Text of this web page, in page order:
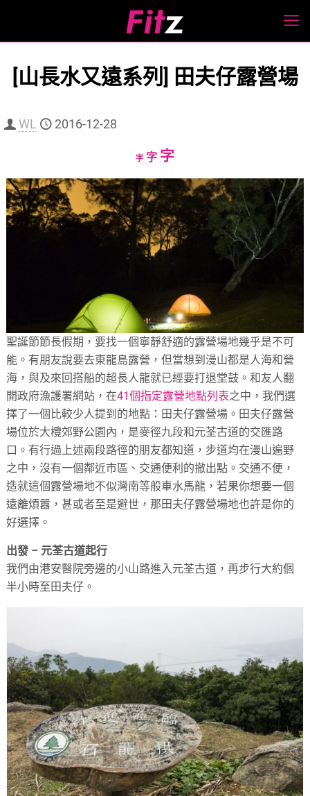
[山長水又遠系列] 田夫仔露營場
WL 2016-12-28
字Decrease
size.
字Reset
size.
字Increase
size.
聖誕節節長假期，要找一個寧靜舒適的露營場地幾乎是不可
能。有朋友說要去東龍島露營，但當想到漫山都是人海和營
海，與及來回搭船的超長人龍就已經要打退堂鼓。和友人翻
開政府漁護署網站，在41個指定露營地點列表之中，我們選
擇了一個比較少人提到的地點：田夫仔露營場。田夫仔露營
場位於大欖郊野公園內，是麥徑九段和元荃古道的交匯路
口。有行過上述兩段路徑的朋友都知道，步道均在漫山遍野
之中，沒有一個鄰近市區、交通便利的撤出點。交通不便，
造就這個露營場地不似灣南等般車水馬龍，若果你想要一個
遠離煩囂，甚或者至是避世，那田夫仔露營場地也許是你的
好選擇。
出發 – 元荃古道起行
我們由港安醫院旁邊的小山路進入元荃古道，再步行大約個
半小時至田夫仔。